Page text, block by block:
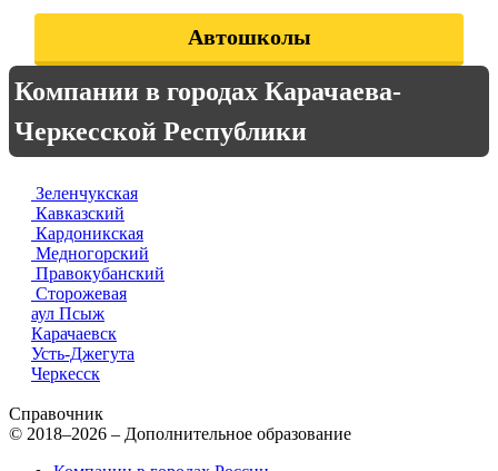
Автошколы
Компании в городах Карачаева-
Черкесской Республики
Зеленчукская
Кавказский
Кардоникская
Медногорский
Правокубанский
Сторожевая
аул Псыж
Карачаевск
Усть-Джегута
Черкесск
Справочник
© 2018–2026 – Дополнительное образование